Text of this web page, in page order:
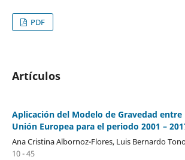
PDF
Artículos
Aplicación del Modelo de Gravedad entre
Unión Europea para el periodo 2001 –
Ana Cristina Albornoz-Flores, Luis Bernardo
10 - 45